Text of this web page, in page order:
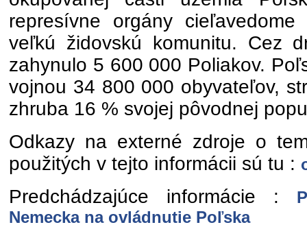
represívne orgány cieľavedome
veľkú židovskú komunitu. Cez
zahynulo 5 600 000 Poliakov.
vojnou 34 800 000 obyvateľov,
zhruba 16 % svojej pôvodnej
Odkazy na externé zdroje o
použitých v tejto informácii sú tu :
Predchádzajúce informácie :
Nemecka na ovládnutie Poľska